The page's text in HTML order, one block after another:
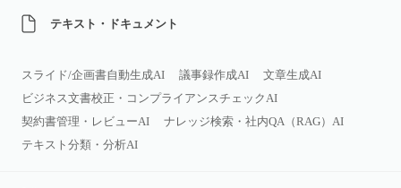
テキスト・ドキュメント
スライド/企画書自動生成AI 議事録作成AI
文章生成AI
ビジネス文書校正・コンプライアンスチェックAI
契約書管理・レビューAI
ナレッジ検索・社内QA（RAG）AI
テキスト分類・分析AI